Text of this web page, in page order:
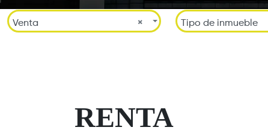
×
Venta Tipo de inmueble
RENTA